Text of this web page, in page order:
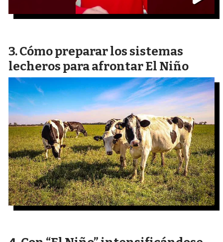
Cómo preparar los sistemas
lecheros para afrontar El Niño